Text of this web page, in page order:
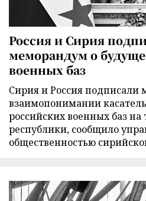
Россия и Сирия
меморандум о
военных баз
Сирия и Россия подписали
взаимопонимании
российских военных баз
республики, сообщило
общественностью